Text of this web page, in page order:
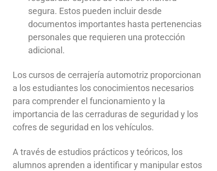
segura. Estos pueden incluir desde
documentos importantes hasta pertenencias
personales que requieren una protección
adicional.
Los cursos de cerrajería automotriz proporcionan
a los estudiantes los conocimientos necesarios
para comprender el funcionamiento y la
importancia de las cerraduras de seguridad y los
cofres de seguridad en los vehículos.
A través de estudios prácticos y teóricos, los
alumnos aprenden a identificar y manipular estos